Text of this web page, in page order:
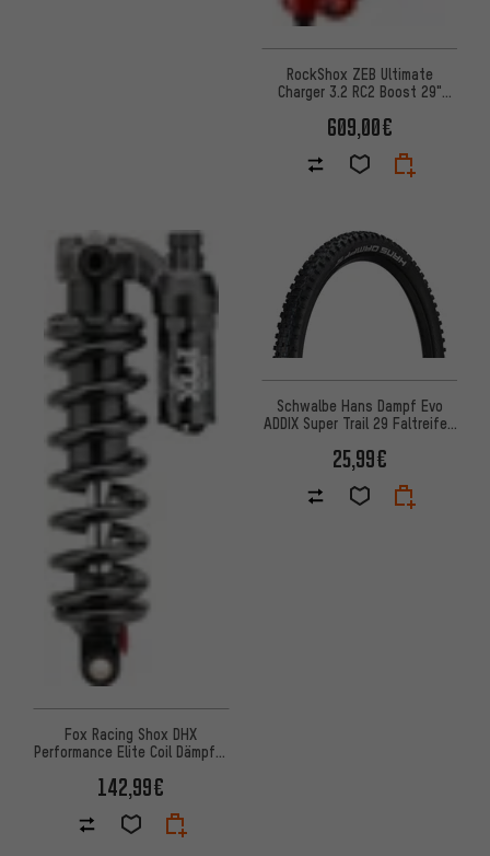
RockShox ZEB Ultimate
Charger 3.2 RC2 Boost 29"
609,00€
Fox Racing Shox DHX
Performance Elite Coil Dämpfer
Werkstattverp.
142,99€
Schwalbe Hans Dampf Evo
ADDIX Super Trail 29 Faltreifen
25,99€